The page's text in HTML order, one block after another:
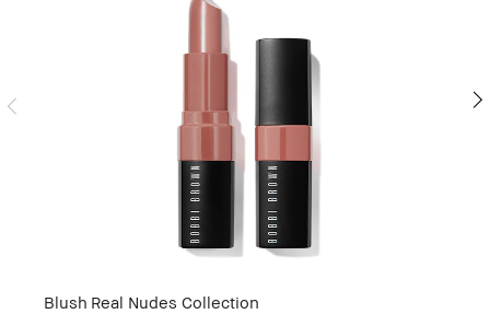
Blush Real Nudes Collection